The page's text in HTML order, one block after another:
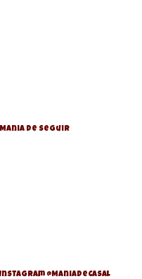
Mania de Seguir
Instagram @ManiaDeCasal